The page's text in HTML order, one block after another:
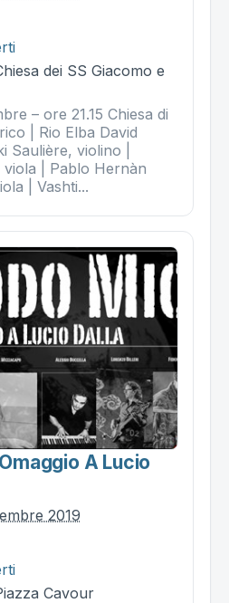
dei SS Giacomo e
– ore 21.15 Chiesa di
| Rio Elba David
Saulière, violino |
| Pablo Hernàn
| Vashti...
A Lucio
2019
Cavour